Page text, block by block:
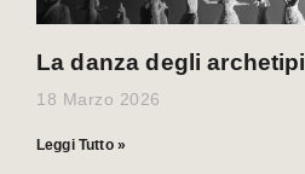
La danza degli archetipi
18 Marzo 2026
Leggi Tutto »